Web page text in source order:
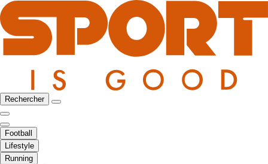
Rechercher
Football
Lifestyle
Running